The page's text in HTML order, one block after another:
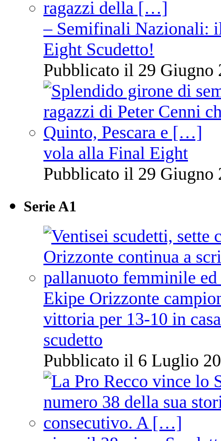
– Semifinali Nazionali:
Eight Scudetto!
Pubblicato il 29 Giugno
vola alla Final Eight
Pubblicato il 29 Giugno
Serie A1
Ekipe Orizzonte
vittoria per 13-10 in
scudetto
Pubblicato il 6 Luglio